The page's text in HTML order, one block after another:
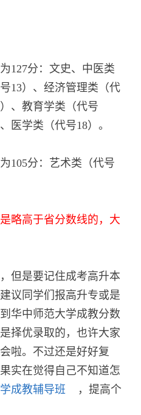
127分：文史、中医类
13）、经济管理类（代
、教育学类（代号
医学类（代号18）。
105分：艺术类（代号
略高于省分数线的，大
但是要记住成考高升本
议同学们报高升专或是
华中师范大学成教分数
择优录取的，也许大家
啦。不过还是好好复
实在觉得自己不知道怎
成教辅导班
，提高个